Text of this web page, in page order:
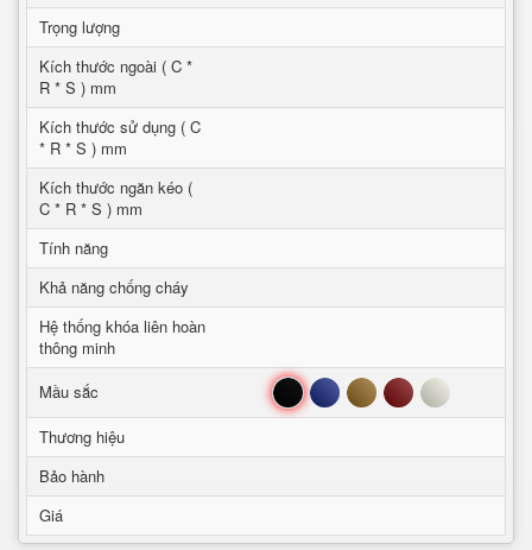
Trọng lượng
Kích thước ngoài ( C *
R * S ) mm
Kích thước sử dụng ( C
* R * S ) mm
Kích thước ngăn kéo (
C * R * S ) mm
Tính năng
Khả năng chống cháy
Hệ thống khóa liên hoàn
thông minh
Mầu sắc
Đen Xanh Nâu Đỏ Trắng
Thương hiệu
Bảo hành
Giá